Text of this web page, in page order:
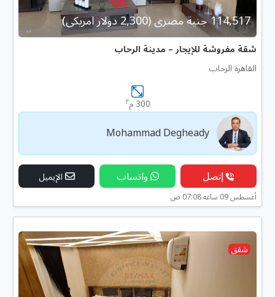
114,517 جنية مصرى (2,300 دولار امريكى)
شقة مفروشة للإيجار – مدينة الرحاب
القاهرة الرحاب
300 م ٢
Mohammad Degheady
إتصل واتساب الإيميل
أغسطس 09 ساعه 07:08 ص
شقق